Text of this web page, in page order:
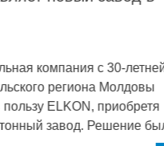
Один из крупнейших
Ташкенте продолжает
позиции: компания
завод ELKON. С 2013